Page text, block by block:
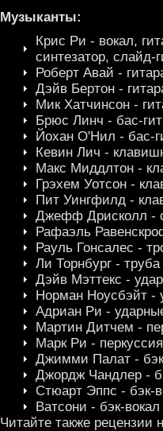
Музыканты:
Крис Ри - вокал,
синтезатор, слайд-
Роберт Авай -
Дэйв Бертон -
Мик Хатчинсон -
Брюс Линч - бас-
Йохан О'Нил - бас-
Кевин Лич -
Макс Миддлтон -
Грэхем Уотсон -
Пит Уингфилд -
Джефф Дрисколл -
Рафаэль
Рауль Гонсалес -
Ли Торнбург - труба
Дэйв Мэттекс -
Норман Ноусбэйт -
Адриан Ри -
Мартин Дитчем -
Марк Ри - перкуссия
Джимми Палат -
Джордж Чандлер -
Стюарт Эппс - бэк-
Ватсони - бэк-вокал
Читайте также